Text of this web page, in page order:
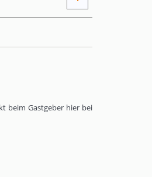
beim Gastgeber hier bei